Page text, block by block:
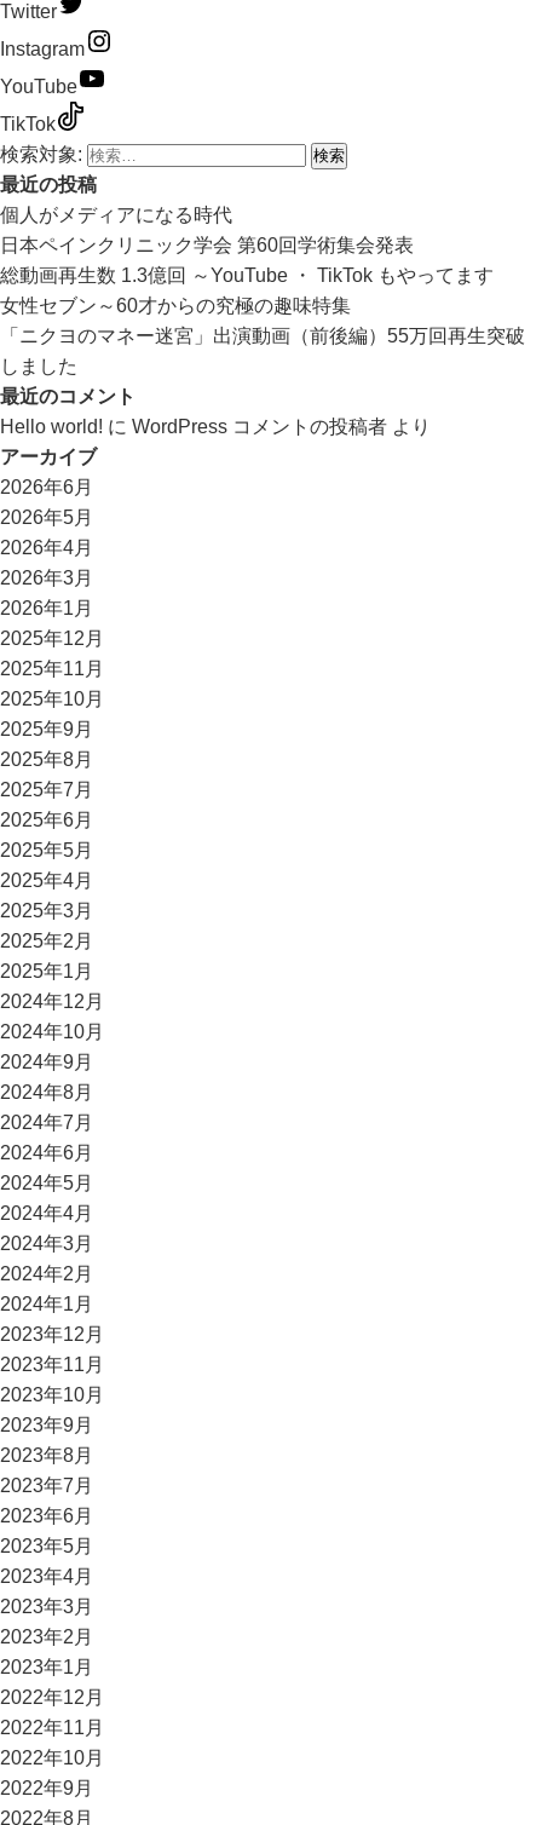
Twitter
Instagram
YouTube
TikTok
検索対象:
最近の投稿
個人がメディアになる時代
日本ペインクリニック学会 第60回学術集会発表
総動画再生数 1.3億回 ～YouTube ・ TikTok もやってます
女性セブン～60才からの究極の趣味特集
「ニクヨのマネー迷宮」出演動画（前後編）55万回再生突破
しました
最近のコメント
Hello world! に WordPress コメントの投稿者 より
アーカイブ
2026年6月
2026年5月
2026年4月
2026年3月
2026年1月
2025年12月
2025年11月
2025年10月
2025年9月
2025年8月
2025年7月
2025年6月
2025年5月
2025年4月
2025年3月
2025年2月
2025年1月
2024年12月
2024年10月
2024年9月
2024年8月
2024年7月
2024年6月
2024年5月
2024年4月
2024年3月
2024年2月
2024年1月
2023年12月
2023年11月
2023年10月
2023年9月
2023年8月
2023年7月
2023年6月
2023年5月
2023年4月
2023年3月
2023年2月
2023年1月
2022年12月
2022年11月
2022年10月
2022年9月
2022年8月